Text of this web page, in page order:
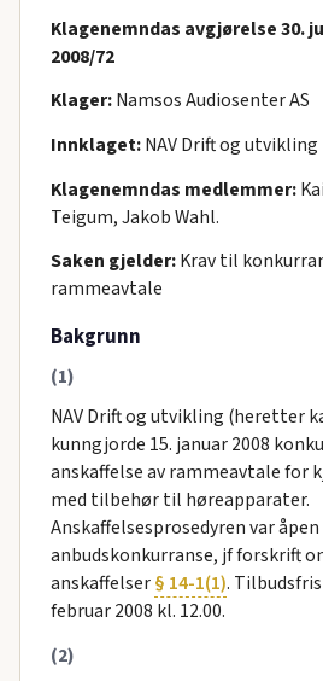
Klagenemndas avgjørelse 30.
2008/72
Klager:Namsos Audiosenter AS
Innklaget:NAV Drift og utvikling
Klagenemndas medlemmer:
Teigum, Jakob Wahl.
Saken gjelder:Krav til
rammeavtale
Bakgrunn
(1)
NAV Drift og utvikling (heretter
kunngjorde 15. januar 2008
anskaffelse av rammeavtale for
med tilbehør til høreapparater.
Anskaffelsesprosedyren var åpen
anbudskonkurranse, jf forskrift
anskaffelser§ 14-1(1).
februar 2008 kl. 12.00.
(2)